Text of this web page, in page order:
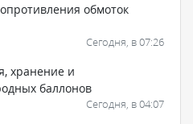
обмоток
Сегодня, в 07:26
хранение и
баллонов
Сегодня, в 04:07